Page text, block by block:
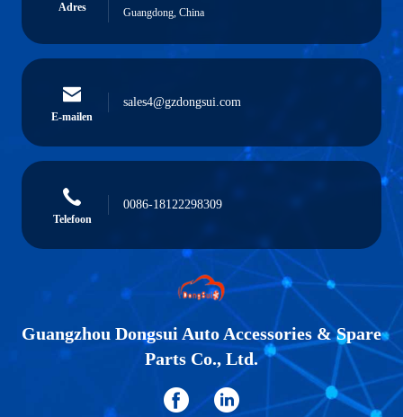
Adres
Guangdong, China
E-mailen
sales4@gzdongsui.com
Telefoon
0086-18122298309
Guangzhou Dongsui Auto Accessories & Spare
Parts Co., Ltd.